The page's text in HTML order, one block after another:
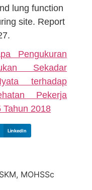
lung function
site. Report
Pengukuran
Sekadar
terhadap
Pekerja
Tahun 2018
LinkedIn